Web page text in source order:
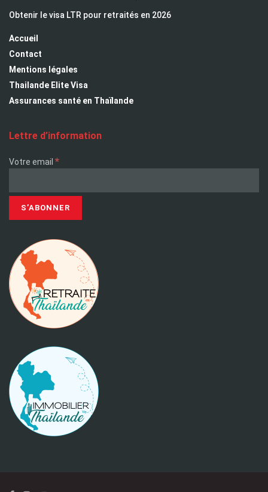
Obtenir le visa LTR pour retraités en 2026
Accueil
Contact
Mentions légales
Thailande Elite Visa
Assurances santé en Thaïlande
Lettre d’information
Votre email *